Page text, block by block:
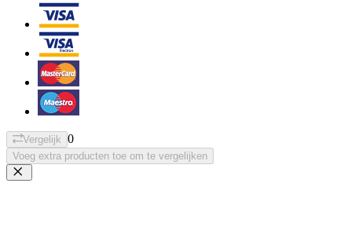
Vergelijk 0
Voeg extra producten toe om te vergelijken